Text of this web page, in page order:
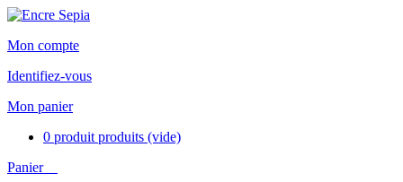
Mon compte
Identifiez-vous
Mon panier
0 produit produits (vide)
Panier